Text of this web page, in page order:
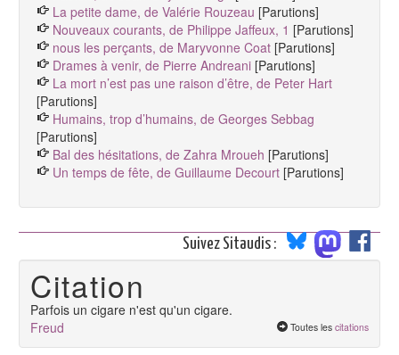
La petite dame, de Valérie Rouzeau [Parutions]
Nouveaux courants, de Philippe Jaffeux, 1 [Parutions]
nous les perçants, de Maryvonne Coat [Parutions]
Drames à venir, de Pierre Andreani [Parutions]
La mort n’est pas une raison d’être, de Peter Hart
[Parutions]
Humains, trop d’humains, de Georges Sebbag
[Parutions]
Bal des hésitations, de Zahra Mroueh [Parutions]
Un temps de fête, de Guillaume Decourt [Parutions]
Suivez Sitaudis :
Citation
Parfois un cigare n'est qu'un cigare.
Freud
Toutes les citations